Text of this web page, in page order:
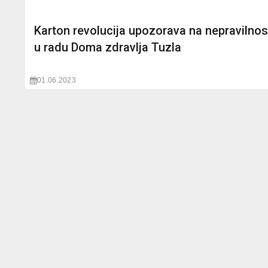
Karton revolucija upozorava na
u radu Doma zdravlja Tuzla
01.06.2023